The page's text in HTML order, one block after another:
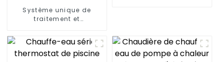
Système unique de
traitement et
de séchage à basse
température entièrement
fermé